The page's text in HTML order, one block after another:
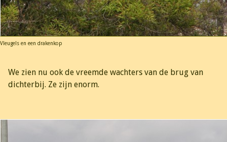
Vleugels en een drakenkop
We zien nu ook de vreemde wachters van de brug van
dichterbij. Ze zijn enorm.